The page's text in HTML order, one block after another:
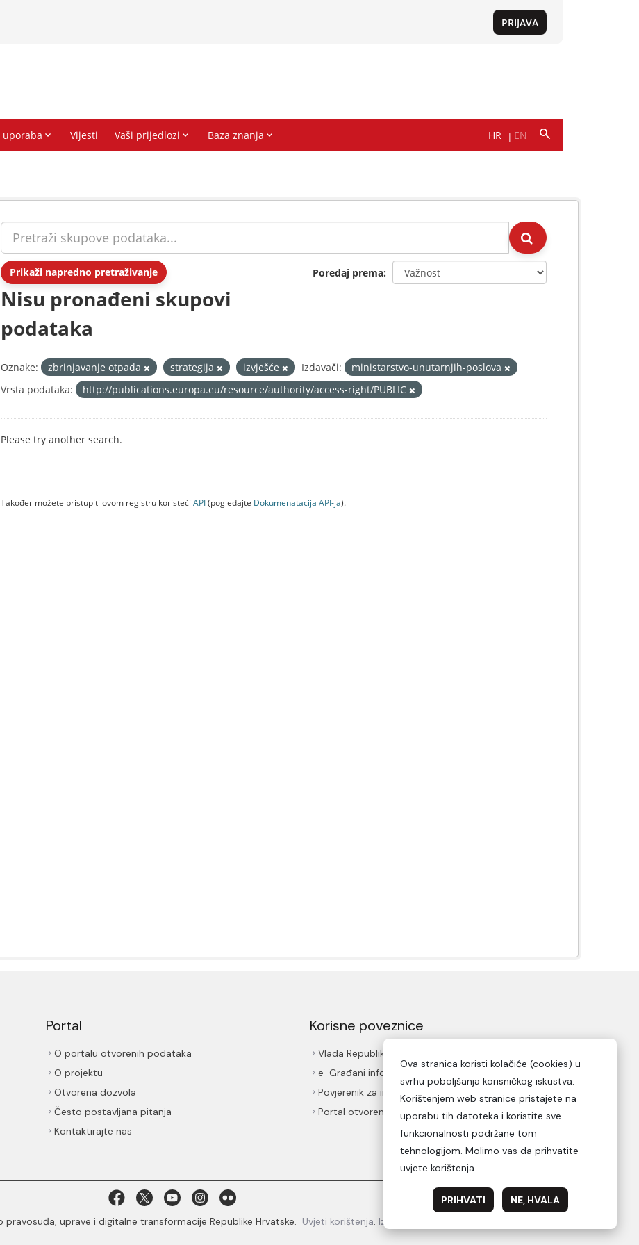
Prikaži napredno pretraživanje Poredaj prema
Nisu pronađeni skupovi
podataka
Oznake: zbrinjavanje otpada strategija izvješće Izdavači:
ministarstvo-unutarnjih-poslova
Vrsta podataka:
http://publications.europa.eu/resource/authority/access-right/PUBLIC
Please try another search.
Također možete pristupiti ovom registru koristeći API(pogledajte Dokumenаtаcijа API-jа).